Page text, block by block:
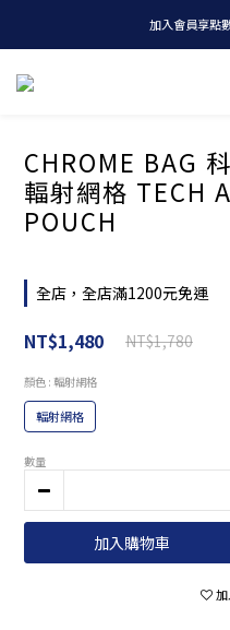
全店消費滿
加入會員享點
全店消費滿
CHROME BAG
輻射網格 TECH
POUCH
全店，全店滿1200元免運
NT$1,480 NT$1,780
顏色 : 輻射網格
輻射網格
數量
加入購物車